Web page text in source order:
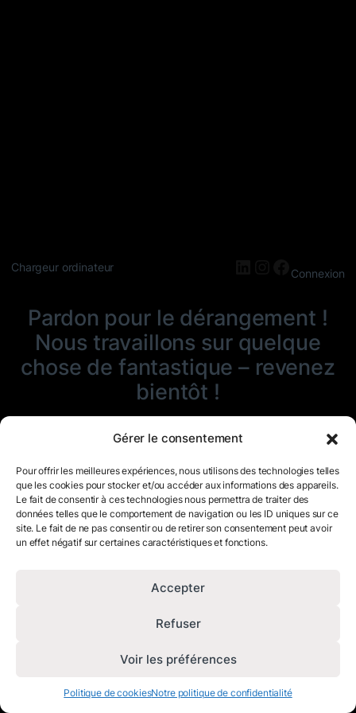
Gérer le consentement
Pour offrir les meilleures expériences, nous utilisons des technologies telles
que les cookies pour stocker et/ou accéder aux informations des appareils.
Le fait de consentir à ces technologies nous permettra de traiter des
données telles que le comportement de navigation ou les ID uniques sur ce
site. Le fait de ne pas consentir ou de retirer son consentement peut avoir
un effet négatif sur certaines caractéristiques et fonctions.
Accepter
Refuser
Voir les préférences
Politique de cookiesNotre politique de confidentialité
Chargeur ordinateur LinkedIn
Instagram
Connexion
Pardon pour le dérangement !
Nous travaillons sur quelque
chose de fantastique – revenez
bientôt !